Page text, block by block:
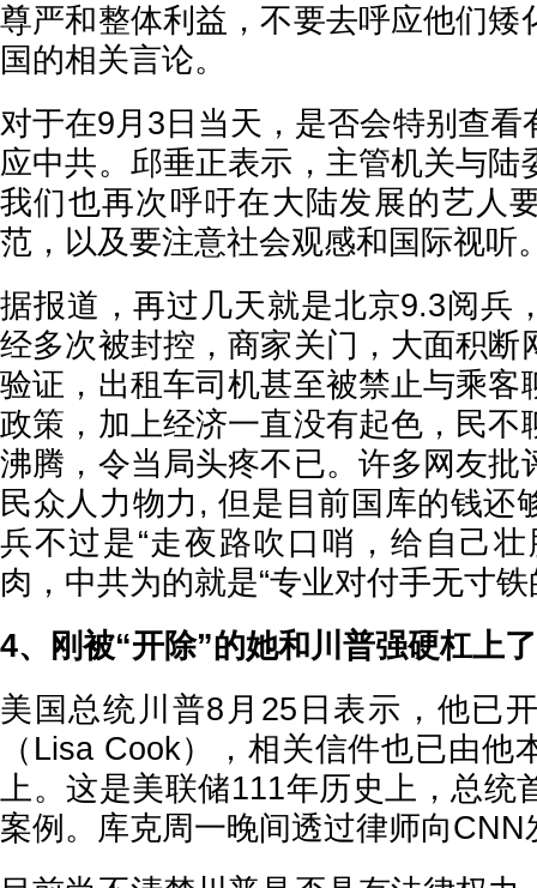
尊严和整体利益，不要去呼应他们矮
国的相关言论。
对于在9月3日当天，是否会特别查看
应中共。邱垂正表示，主管机关与陆
我们也再次呼吁在大陆发展的艺人
范，以及要注意社会观感和国际视听
据报道，再过几天就是北京9.3阅兵
经多次被封控，商家关门，大面积断
验证，出租车司机甚至被禁止与乘客
政策，加上经济一直没有起色，民不
沸腾，令当局头疼不已。许多网友批
民众人力物力, 但是目前国库的钱还
兵不过是“走夜路吹口哨，给自己
肉，中共为的就是“专业对付手无寸铁
4、刚被“开除”的她和川普强硬杠上了
美国总统川普8月25日表示，他已
（Lisa Cook），相关信件也已由他
上。这是美联储111年历史上，总统
案例。库克周一晚间透过律师向CNN